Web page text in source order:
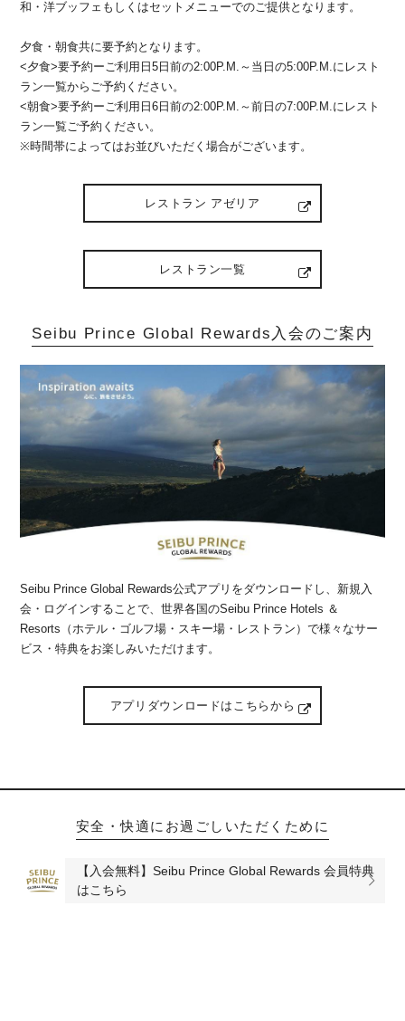
和・洋ブッフェもしくはセットメニューでのご提供となります。
夕食・朝食共に要予約となります。
<夕食>要予約ーご利用日5日前の2:00P.M.～当日の5:00P.M.にレスト
ラン一覧からご予約ください。
<朝食>要予約ーご利用日6日前の2:00P.M.～前日の7:00P.M.にレスト
ラン一覧ご予約ください。
※時間帯によってはお並びいただく場合がございます。
レストラン アゼリア
レストラン一覧
Seibu Prince Global Rewards入会のご案内
Seibu Prince Global Rewards公式アプリをダウンロードし、新規入
会・ログインすることで、世界各国のSeibu Prince Hotels ＆
Resorts（ホテル・ゴルフ場・スキー場・レストラン）で様々なサー
ビス・特典をお楽しみいただけます。
アプリダウンロードはこちらから
安全・快適にお過ごしいただくために
【入会無料】Seibu Prince Global Rewards 会員特典
はこちら